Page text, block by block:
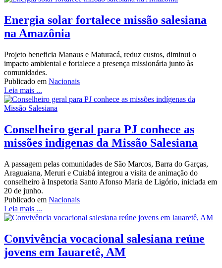
Energia solar fortalece missão salesiana
na Amazônia
Projeto beneficia Manaus e Maturacá, reduz custos, diminui o
impacto ambiental e fortalece a presença missionária junto às
comunidades.
Publicado em Nacionais
Leia mais ...
Conselheiro geral para PJ conhece as
missões indígenas da Missão Salesiana
A passagem pelas comunidades de São Marcos, Barra do Garças,
Araguaiana, Meruri e Cuiabá integrou a visita de animação do
conselheiro à Inspetoria Santo Afonso Maria de Ligório, iniciada em
20 de junho.
Publicado em Nacionais
Leia mais ...
Convivência vocacional salesiana reúne
jovens em Iauaretê, AM